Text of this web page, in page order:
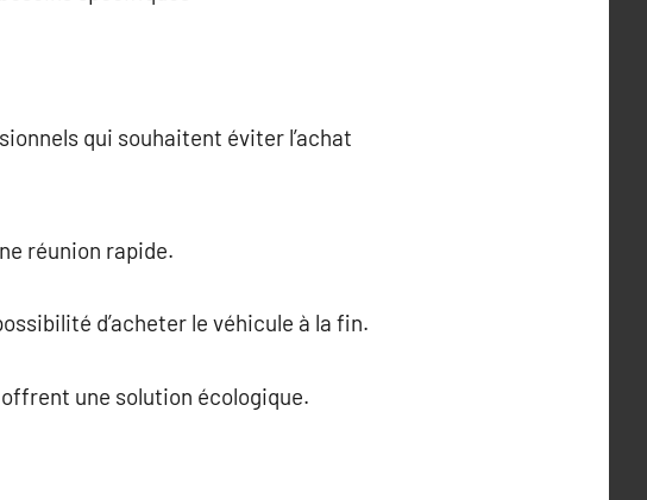
qui souhaitent éviter l’achat
réunion rapide.
d’acheter le véhicule à la fin.
une solution écologique.